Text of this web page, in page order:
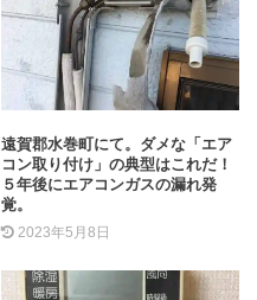
遠賀郡水巻町にて。ダメな「エア
コン取り付け」の典型はこれだ！
５年後にエアコンガスの漏れ発
覚。
2023年5月8日